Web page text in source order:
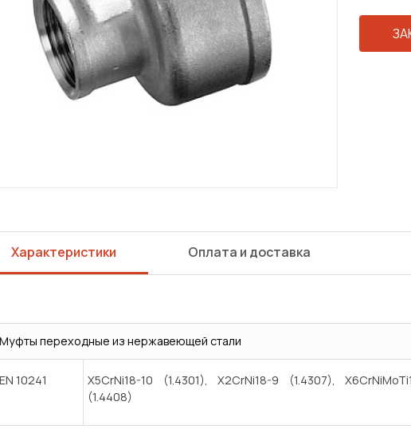
Характеристики Оплата и доставка
Муфты переходные из нержавеющей стали
EN 10241
X5CrNi18-10 (1.4301), X2CrNi18-9 (1.4307),
(1.4408)